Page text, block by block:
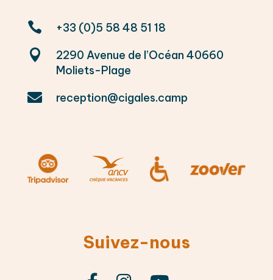
 +33 (0)5 58 48 51 18

2290 Avenue de l’Océan 40660
Moliets-Plage
 reception@cigales.camp
Suivez-nous